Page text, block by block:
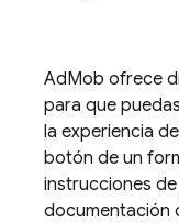
AdMob ofrece
para que
la experiencia
botón de un
instrucciones
documentación